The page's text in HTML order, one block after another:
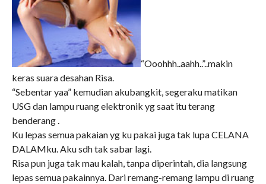
“Ooohhh..aahh..”..makin
keras suara desahan Risa.
“Sebentar yaa” kemudian akubangkit, segeraku matikan
USG dan lampu ruang elektronik yg saat itu terang
benderang .
Ku lepas semua pakaian yg ku pakai juga tak lupa CELANA
DALAMku. Aku sdh tak sabar lagi.
Risa pun juga tak mau kalah, tanpa diperintah, dia langsung
lepas semua pakainnya. Dari remang-remang lampu di ruang